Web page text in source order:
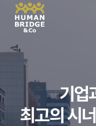
기업
최고의 시